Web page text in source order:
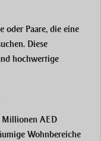
oder Paare, die eine
Diese
hochwertige
Millionen AED
Wohnbereiche